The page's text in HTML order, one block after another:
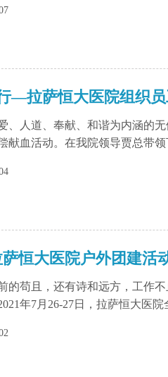
—拉萨恒大医院组织员
人道、奉献、和谐为内涵的无
献血活动。在我院领导贾总带
恒大医院户外团建活
苟且，还有诗和远方，工作不
年7月26-27日，拉萨恒大医院